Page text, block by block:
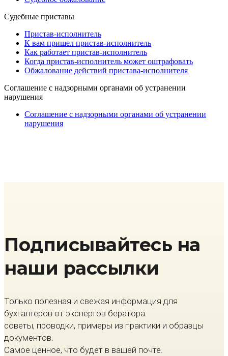
Судебные приставы
Пристав-исполнитель
К вам пришел пристав-исполнитель
Как работает пристав-исполнитель
Когда пристав-исполнитель может оштрафовать
Обжалование действий пристава-исполнителя
Cоглашение с надзорными органами об устранении
нарушения
Cоглашение с надзорными органами об устранении
нарушения
Подписывайтесь на
наши рассылки
Только полезная и свежая информация для
бухгалтеров от экспертов бератора:
советы, проводки, примеры из практики и образцы
документов.
Самое ценное, что будет в вашей почте.